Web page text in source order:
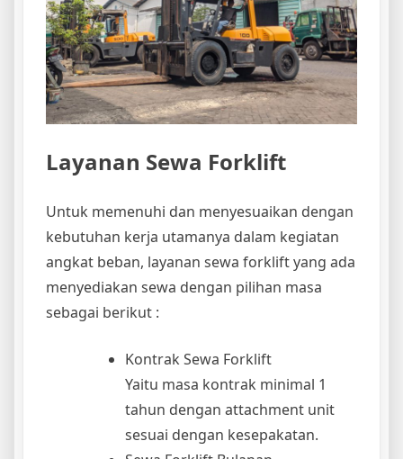
Layanan Sewa Forklift
Untuk memenuhi dan menyesuaikan dengan
kebutuhan kerja utamanya dalam kegiatan
angkat beban, layanan sewa forklift yang ada
menyediakan sewa dengan pilihan masa
sebagai berikut :
Kontrak Sewa Forklift
Yaitu masa kontrak minimal 1
tahun dengan attachment unit
sesuai dengan kesepakatan.